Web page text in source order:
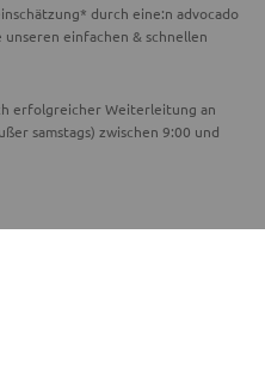
durch eine:n advocado
einfachen & schnellen
erfolgreicher Weiterleitung an
samstags) zwischen 9:00 und
Uhr für Sie erreichbar.